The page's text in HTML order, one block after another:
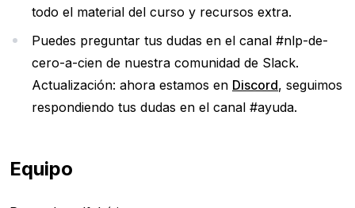
todo el material del curso y recursos extra.
Puedes preguntar tus dudas en el canal #nlp-de-
cero-a-cien de nuestra comunidad de Slack.
Actualización: ahora estamos en Discord, seguimos
respondiendo tus dudas en el canal #ayuda.
Equipo